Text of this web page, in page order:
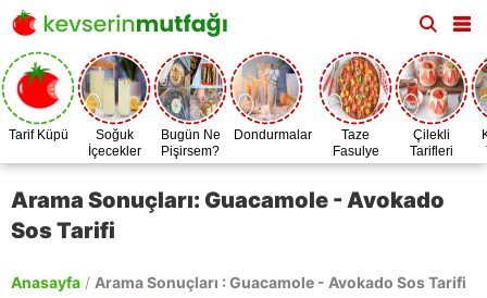
Tarif Küpü
Soğuk
İçecekler
Bugün Ne
Pişirsem?
Dondurmalar
Taze
Fasulye
Zamanı
Çilekli
Tarifleri
Arama Sonuçları: Guacamole - Avokado
Sos Tarifi
Anasayfa / Arama Sonuçları : Guacamole - Avokado Sos Tarifi